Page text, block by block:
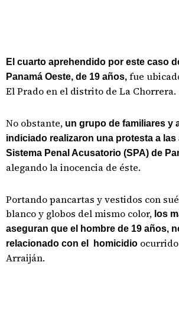
El cuarto aprehendido por este caso
Panamá Oeste, de 19 años, fue
El Prado en el distrito de La Chorrera.
No obstante, un grupo de familiares y
indiciado realizaron una protesta a las
Sistema Penal Acusatorio (SPA) de
alegando la inocencia de éste.
Portando pancartas y vestidos con
blanco y globos del mismo color, los
aseguran que el hombre de 19 años,
relacionado con el homicidio
Arraiján.